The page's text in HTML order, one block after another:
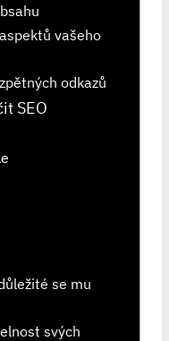
vašeho
odkazů
SEO
se mu
svých